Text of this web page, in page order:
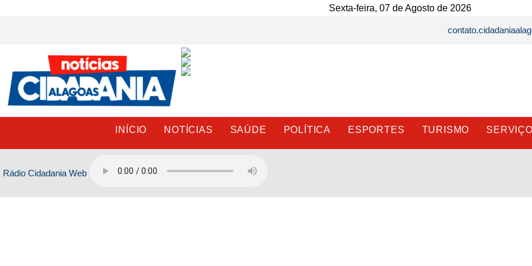
Sexta-feira, 07 de Agosto de 2026
INÍCIO NOTÍCIAS SAÚDE POLÍTICA ESPORTES TURISMO
Rádio Cidadania Web